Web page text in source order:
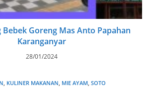
Bebek Goreng Mas Anto Papahan
Karanganyar
28/01/2024
KULINER MAKANAN MIE AYAM SOTO